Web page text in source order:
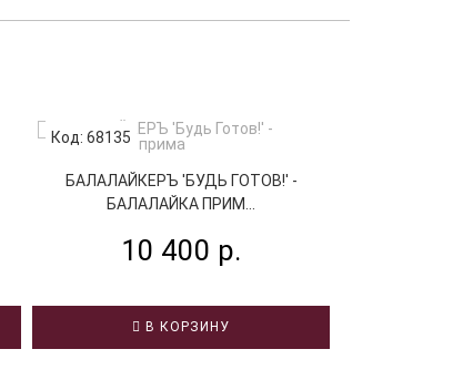
Код: 68135
БАЛАЛАЙКЕРЪ 'БУДЬ ГОТОВ!' -
БАЛАЛАЙКА ПРИМ...
10 400 р.
В КОРЗИНУ